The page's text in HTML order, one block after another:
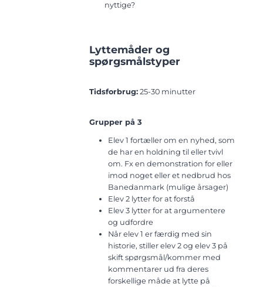
nyttige?
Lyttemåder og
spørgsmålstyper
Tidsforbrug: 25-30 minutter
Grupper på 3
Elev 1 fortæller om en nyhed, som
de har en holdning til eller tvivl
om. Fx en demonstration for eller
imod noget eller et nedbrud hos
Banedanmark (mulige årsager)
Elev 2 lytter for at forstå
Elev 3 lytter for at argumentere
og udfordre
Når elev 1 er færdig med sin
historie, stiller elev 2 og elev 3 på
skift spørgsmål/kommer med
kommentarer ud fra deres
forskellige måde at lytte på